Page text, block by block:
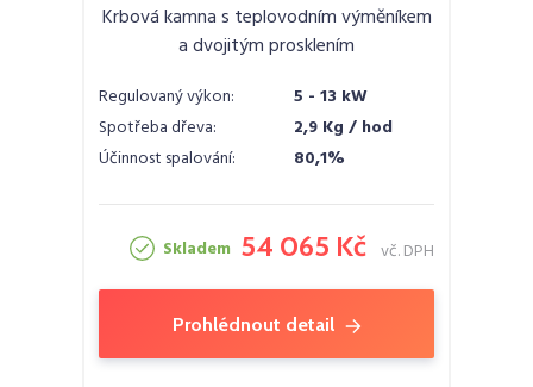
Krbová kamna s teplovodním výměníkem
a dvojitým prosklením
Regulovaný výkon:
5 - 13 kW
Spotřeba dřeva:
2,9 Kg / hod
Účinnost spalování:
80,1%
Skladem 54 065 Kč vč. DPH
Prohlédnout detail